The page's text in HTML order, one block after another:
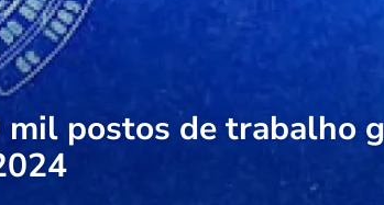
postos de trabalho